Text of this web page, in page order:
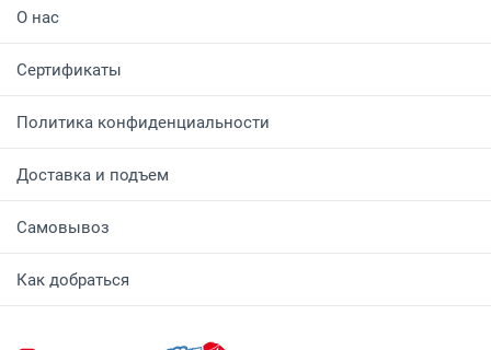
О нас
Сертификаты
Политика конфиденциальности
Доставка и подъем
Самовывоз
Как добраться